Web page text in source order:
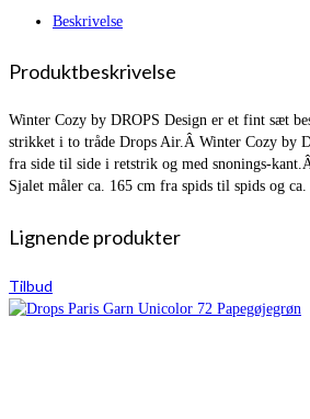
Beskrivelse
Produktbeskrivelse
Winter Cozy by DROPS Design er et fint sæt
strikket i to tråde Drops Air.Â Winter Cozy by
fra side til side i retstrik og med snonings-
Sjalet måler ca. 165 cm fra spids til spids og
Lignende produkter
Tilbud